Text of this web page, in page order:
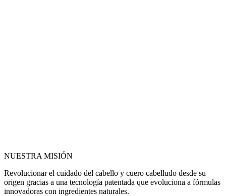
NUESTRA MISIÓN
Revolucionar el cuidado del cabello y cuero cabelludo desde su
origen gracias a una tecnología patentada que evoluciona a fórmulas
innovadoras con ingredientes naturales.